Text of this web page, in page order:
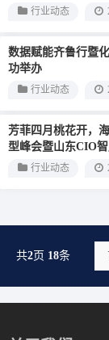
行业动态
数据赋能齐鲁行暨
功举办
行业动态
芳菲四月桃花开，
型峰会暨山东CIO
行业动态
共2页 18条